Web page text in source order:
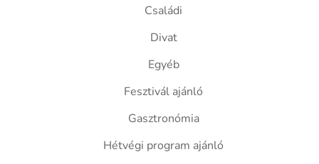
Családi
Divat
Egyéb
Fesztivál ajánló
Gasztronómia
Hétvégi program ajánló